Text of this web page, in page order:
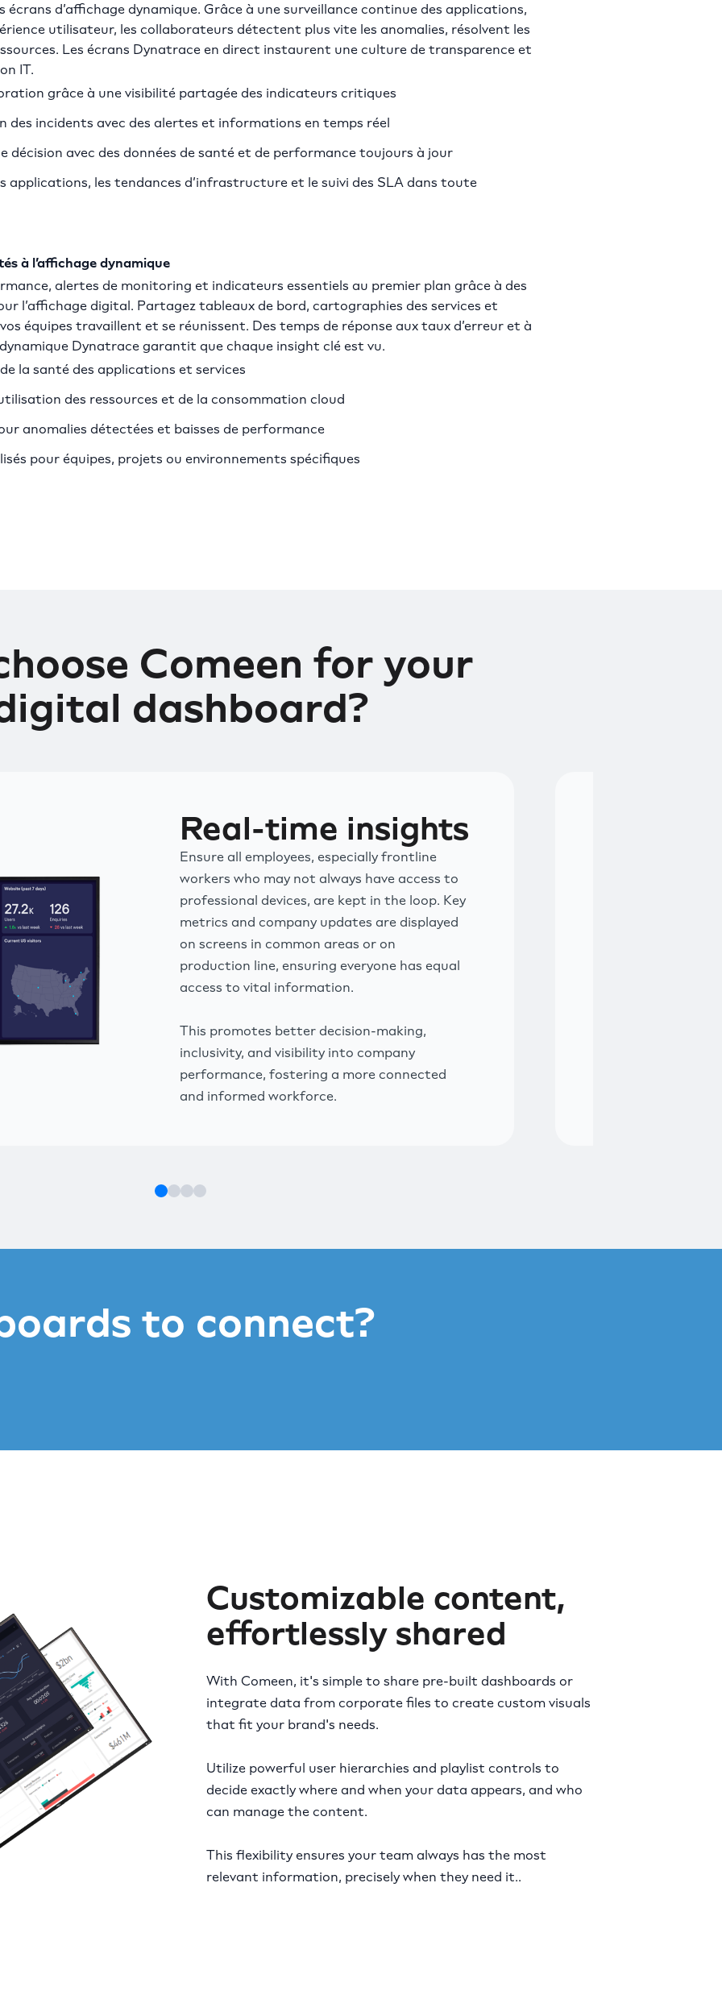
écrans d’affichage dynamique. Grâce à une surveillance continue des applications,
utilisateur, les collaborateurs détectent plus vite les anomalies, résolvent les
Les écrans Dynatrace en direct instaurent une culture de transparence et
IT.
grâce à une visibilité partagée des indicateurs critiques
des incidents avec des alertes et informations en temps réel
décision avec des données de santé et de performance toujours à jour
applications, les tendances d’infrastructure et le suivi des SLA dans toute
à l’affichage dynamique
alertes de monitoring et indicateurs essentiels au premier plan grâce à des
l’affichage digital. Partagez tableaux de bord, cartographies des services et
équipes travaillent et se réunissent. Des temps de réponse aux taux d’erreur et à
Dynatrace garantit que chaque insight clé est vu.
la santé des applications et services
des ressources et de la consommation cloud
anomalies détectées et baisses de performance
pour équipes, projets ou environnements spécifiques
Comeen for your
dashboard?
Real-time insights
Ensure all employees, especially frontline
workers who may not always have access to
professional devices, are kept in the loop. Key
metrics and company updates are displayed
on screens in common areas or on
production line, ensuring everyone has equal
access to vital information.
This promotes better decision-making,
inclusivity, and visibility into company
performance, fostering a more connected
and informed workforce.
to connect?
Customizable content,
effortlessly shared
With Comeen, it's simple to share pre-built dashboards or
integrate data from corporate files to create custom visuals
that fit your brand's needs.
Utilize powerful user hierarchies and playlist controls to
decide exactly where and when your data appears, and who
can manage the content.
This flexibility ensures your team always has the most
relevant information, precisely when they need it..